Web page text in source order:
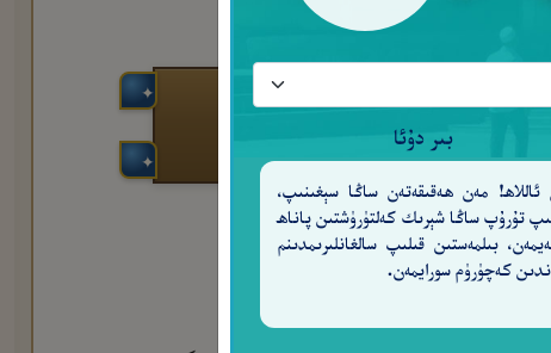
بىر دۇئا
ئاللاھ! مەن ھەقىقەتەن ساڭا سېغىنىپ،
تۇرۇپ ساڭا شېرىك كەلتۈرۈشتىن پاناھ
بىلمەستىن قىلىپ سالغانلىرىمدىنم
كەچۈرۈم سورايمەن.